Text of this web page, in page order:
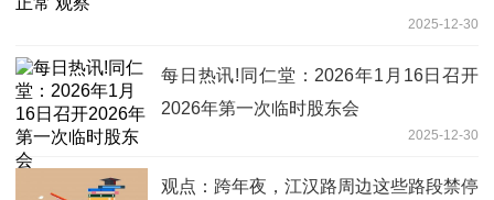
2025-12-30
每日热讯!同仁堂：2026年1月16日召开
2026年第一次临时股东会
2025-12-30
观点：跨年夜，江汉路周边这些路段禁停